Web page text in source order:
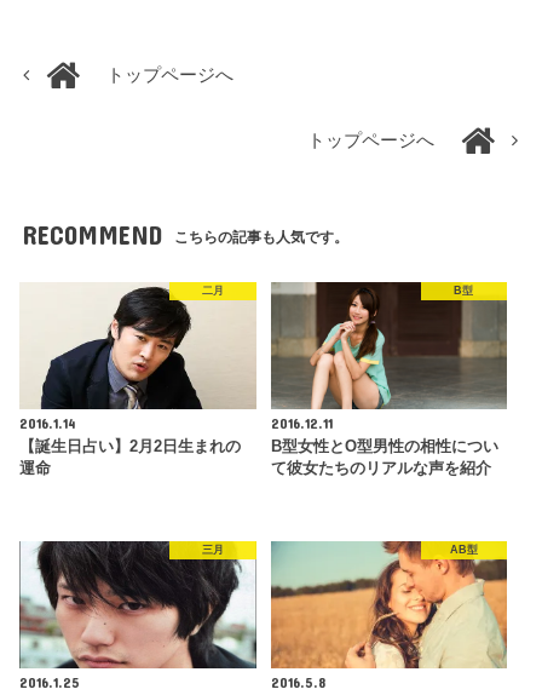
トップページへ
トップページへ
RECOMMEND こちらの記事も人気です。
二月
2016.1.14
【誕生日占い】2月2日生まれの
運命
B型
2016.12.11
B型女性とO型男性の相性につい
て彼女たちのリアルな声を紹介
三月
2016.1.25
AB型
2016.5.8